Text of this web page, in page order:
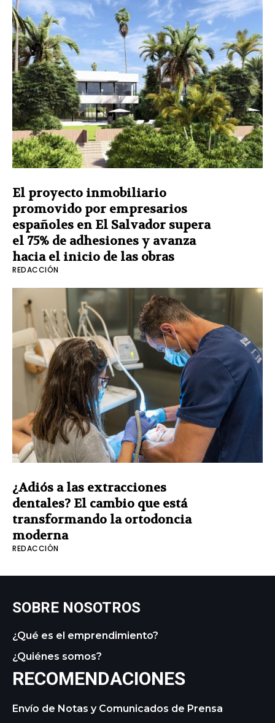
El proyecto inmobiliario
promovido por empresarios
españoles en El Salvador supera
el 75% de adhesiones y avanza
hacia el inicio de las obras
REDACCIÓN
¿Adiós a las extracciones
dentales? El cambio que está
transformando la ortodoncia
moderna
REDACCIÓN
SOBRE NOSOTROS
¿Qué es el emprendimiento?
¿Quiénes somos?
RECOMENDACIONES
Envío de Notas y Comunicados de Prensa